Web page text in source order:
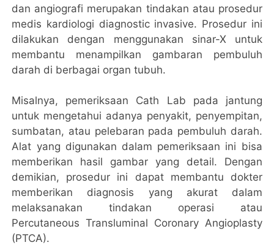
dan angiografi merupakan tindakan atau prosedur
medis kardiologi diagnostic invasive. Prosedur ini
dilakukan dengan menggunakan sinar-X untuk
membantu menampilkan gambaran pembuluh
darah di berbagai organ tubuh.
Misalnya, pemeriksaan Cath Lab pada jantung
untuk mengetahui adanya penyakit, penyempitan,
sumbatan, atau pelebaran pada pembuluh darah.
Alat yang digunakan dalam pemeriksaan ini bisa
memberikan hasil gambar yang detail. Dengan
demikian, prosedur ini dapat membantu dokter
memberikan diagnosis yang akurat dalam
melaksanakan tindakan operasi atau
Percutaneous Transluminal Coronary Angioplasty
(PTCA).